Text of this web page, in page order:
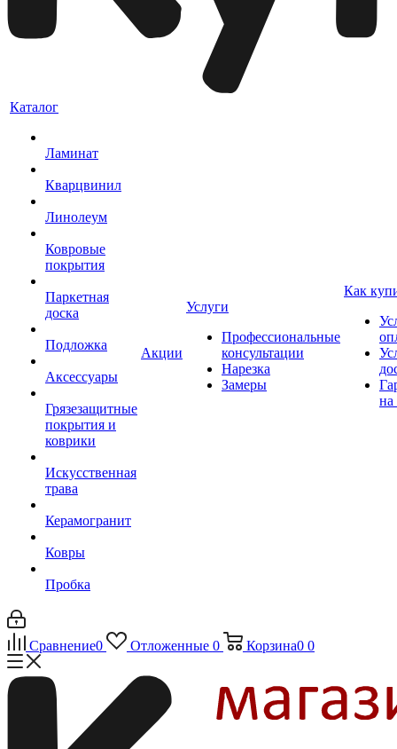
Каталог
Ламинат
Кварцвинил
Линолеум
Ковровые
покрытия
Паркетная
доска
Подложка
Аксессуары
Грязезащитные
покрытия и
коврики
Искусственная
трава
Керамогранит
Ковры
Пробка
Акции
Услуги
Профессиональные
консультации
Нарезка
Замеры
Как
на
Сравнение0 Отложенные 0 Корзина0 0